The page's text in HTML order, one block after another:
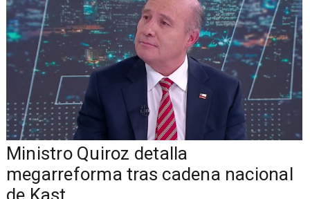
Ministro Quiroz detalla
megarreforma tras cadena nacional